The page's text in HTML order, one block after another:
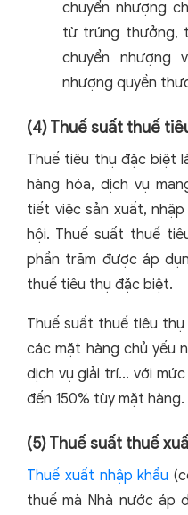
chuyển nhượng
từ trúng thưởng,
chuyển nhượng
nhượng quyền
(4) Thuế suất thuế
Thuế tiêu thụ đặc biệt
hàng hóa, dịch vụ
tiết việc sản xuất,
hội. Thuế suất thuế
phần trăm được áp
thuế tiêu thụ đặc biệt.
Thuế suất thuế tiêu
các mặt hàng chủ yếu
dịch vụ giải trí... với
đến 150% tùy mặt hàng.
(5) Thuế suất thuế
Thuế xuất nhập khẩu
thuế mà Nhà nước áp